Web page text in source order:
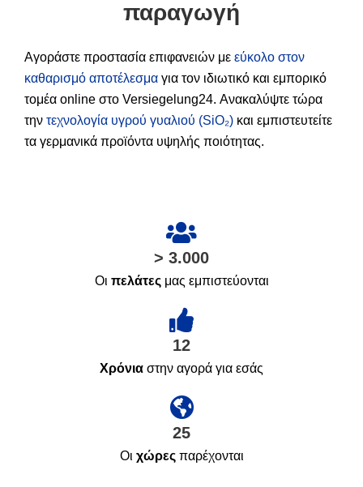
παραγωγή
Αγοράστε προστασία επιφανειών με εύκολο στον
καθαρισμό αποτέλεσμα για τον ιδιωτικό και εμπορικό
τομέα online στο Versiegelung24. Ανακαλύψτε τώρα
την τεχνολογία υγρού γυαλιού (SiO₂) και εμπιστευτείτε
τα γερμανικά προϊόντα υψηλής ποιότητας.
> 3.000
Οι πελάτεςμας εμπιστεύονται
12
Χρόνια στην αγορά για εσάς
25
Οι χώρεςπαρέχονται